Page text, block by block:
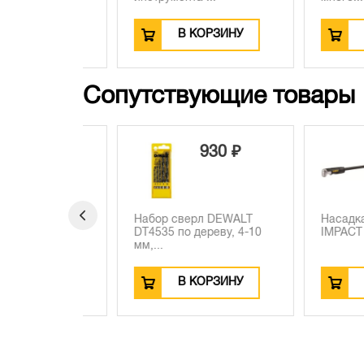
В КОРЗИНУ В
Сопутствующие товары
930 ₽
Набор сверл DEWALT
DT4535 по дереву, 4-10
В КОРЗИНУ
Насадка
IMPACT 2
В